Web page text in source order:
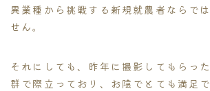
異業種から挑戦する新規就農者ならで
せん。
それにしても、昨年に撮影してもらっ
群で際立っており、お陰でとても満足